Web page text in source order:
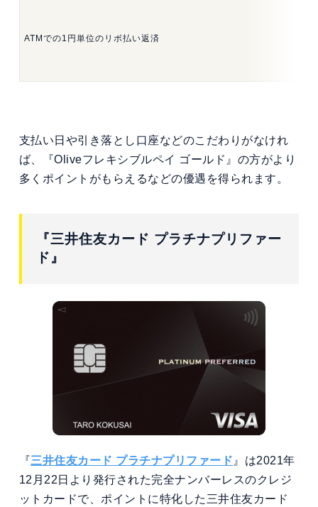
ATMでの1円単位のリボ払い返済
支払い日や引き落とし口座などのこだわりがなけれ
ば、『Oliveフレキシブルペイ ゴールド』の方がより
多くポイントがもらえるなどの優遇を得られます。
『三井住友カード プラチナプリファー
ド』
『三井住友カード プラチナプリファード 』は2021年
12月22日より発行された完全ナンバーレスのクレジ
ットカードで、ポイントに特化した三井住友カード